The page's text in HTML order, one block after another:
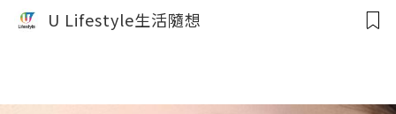
U Lifestyle生活隨想